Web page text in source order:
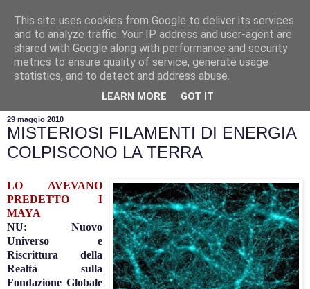
29 maggio 2010
MISTERIOSI FILAMENTI DI ENERGIA
COLPISCONO LA TERRA
LO AVEVANO
PREDETTO I
MAYA
NU: Nuovo
Universo e
Riscrittura della
Realtà sulla
Fondazione Globale
This site uses cookies from Google to deliver its services
and to analyze traffic. Your IP address and user-agent are
shared with Google along with performance and security
metrics to ensure quality of service, generate usage
statistics, and to detect and address abuse.
LEARN MORE GOT IT